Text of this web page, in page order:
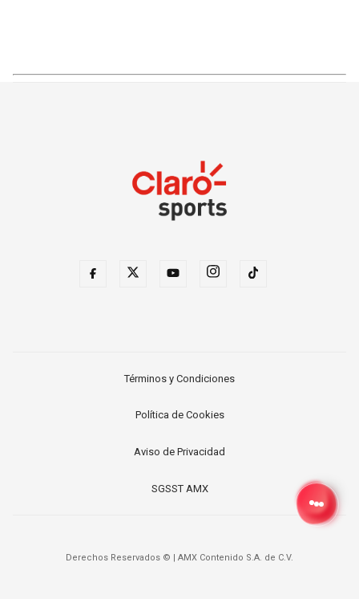
Términos y Condiciones
Política de Cookies
Aviso de Privacidad
SGSST AMX
Derechos Reservados © | AMX Contenido S.A. de C.V.